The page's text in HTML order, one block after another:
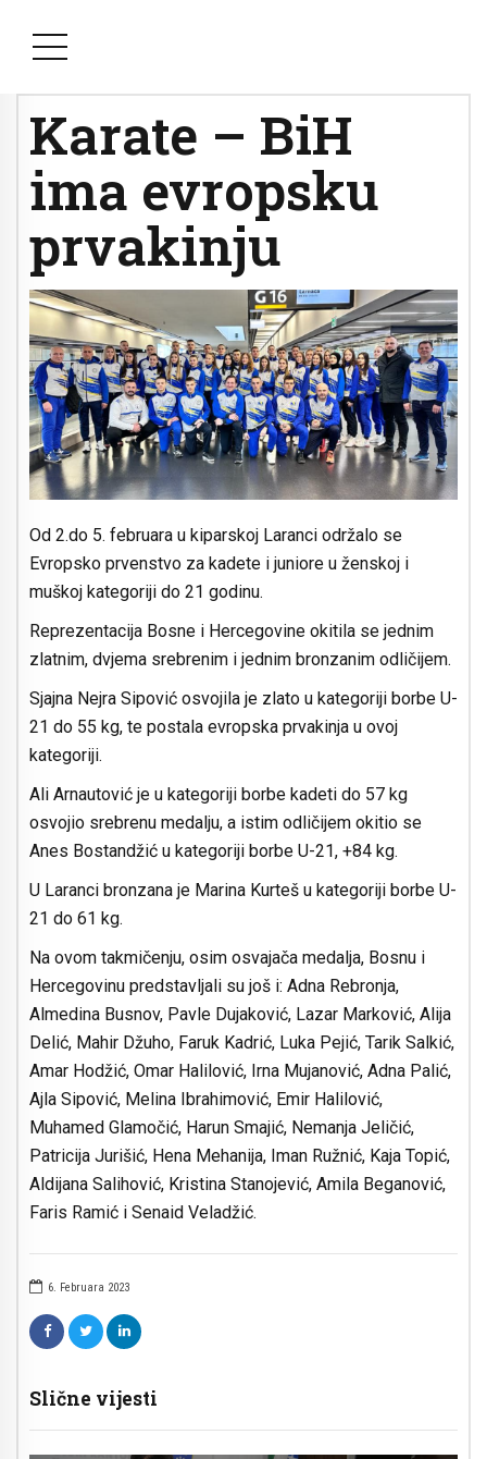
6. Februara 2023
Slične vijesti
Karate – BiH
ima evropsku
prvakinju
Od 2.do 5. februara u kiparskoj Laranci održalo se
Evropsko prvenstvo za kadete i juniore u ženskoj i
muškoj kategoriji do 21 godinu.
Reprezentacija Bosne i Hercegovine okitila se jednim
zlatnim, dvjema srebrenim i jednim bronzanim odličijem.
Sjajna Nejra Sipović osvojila je zlato u kategoriji borbe U-
21 do 55 kg, te postala evropska prvakinja u ovoj
kategoriji.
Ali Arnautović je u kategoriji borbe kadeti do 57 kg
osvojio srebrenu medalju, a istim odličijem okitio se
Anes Bostandžić u kategoriji borbe U-21, +84 kg.
U Laranci bronzana je Marina Kurteš u kategoriji borbe U-
21 do 61 kg.
Na ovom takmičenju, osim osvajača medalja, Bosnu i
Hercegovinu predstavljali su još i: Adna Rebronja,
Almedina Busnov, Pavle Dujaković, Lazar Marković, Alija
Delić, Mahir Džuho, Faruk Kadrić, Luka Pejić, Tarik Salkić,
Amar Hodžić, Omar Halilović, Irna Mujanović, Adna Palić,
Ajla Sipović, Melina Ibrahimović, Emir Halilović,
Muhamed Glamočić, Harun Smajić, Nemanja Jeličić,
Patricija Jurišić, Hena Mehanija, Iman Ružnić, Kaja Topić,
Aldijana Salihović, Kristina Stanojević, Amila Beganović,
Faris Ramić i Senaid Veladžić.